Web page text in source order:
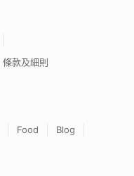
條款及細則
Food
Blog